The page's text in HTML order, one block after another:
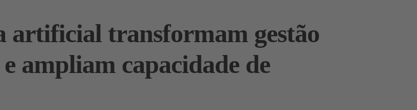
artificial transformam gestão
ampliam capacidade de